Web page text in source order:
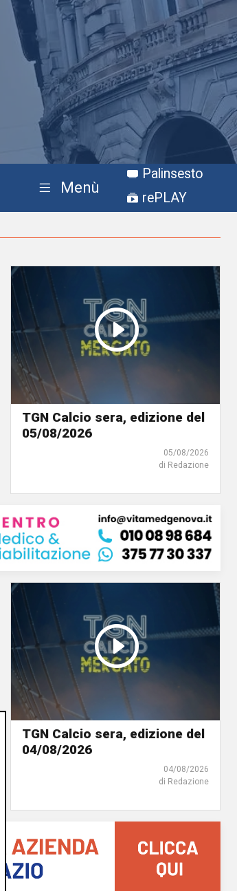
Menù
Palinsesto
rePLAY
TGN Calcio sera, edizione del
05/08/2026
05/08/2026
di Redazione
TGN Calcio sera, edizione del
04/08/2026
04/08/2026
di Redazione